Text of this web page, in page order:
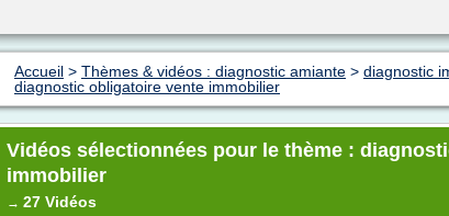
Accueil > Thèmes & vidéos : diagnostic amiante > diagnostic
diagnostic obligatoire vente immobilier
Vidéos sélectionnées pour le thème :
immobilier
→ 27 Vidéos